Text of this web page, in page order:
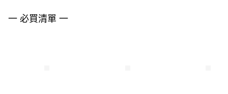
４．使用「AFTEE先享後付」時，將依據個別帳號之用戶狀況，依本公司即
一 必買清單 一